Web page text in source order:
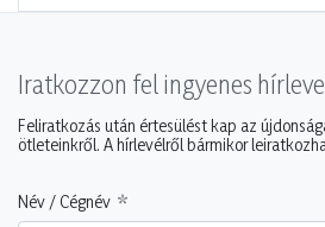
Iratkozzon fel ingyenes
Feliratkozás után értesülést kap az
ötleteinkről. A hírlevélről bármikor
Név / Cégnév